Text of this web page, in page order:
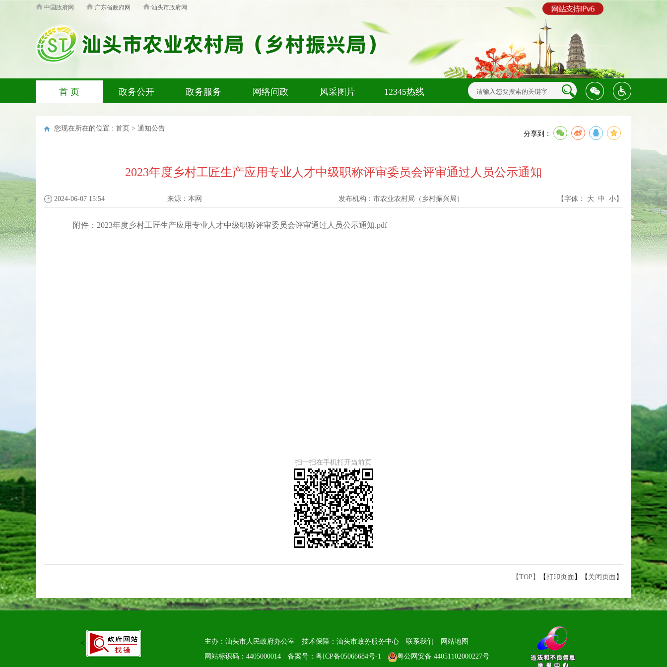
中国政府网 广东省政府网 汕头市政府网
首 页 政务公开 政务服务 网络问政 风采图片 12345热线
您现在所在的位置 : 首页 > 通知公告
分享到：
2023年度乡村工匠生产应用专业人才中级职称评审委员会评审通过人员公示通知
2024-06-07 15:54 来源： 本网 发布机构： 市农业农村局（乡村振兴局） 【字体： 大 中 小】
附件： 2023年度乡村工匠生产应用专业人才中级职称评审委员会评审通过人员公示通知.pdf
扫一扫在手机打开当前页
【TOP】 【打印页面 】【 关闭页面 】
< 主办：汕头市人民政府办公室 技术保障：汕头市政务服务中心 联系我们
网站地图
网站标识码：4405000014
备案号：粤ICP备05066684号-1 粤公网安备 44051102000227号